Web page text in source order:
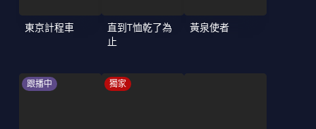
東京計程車
直到T恤乾了為
止
黃泉使者
跟播中 獨家